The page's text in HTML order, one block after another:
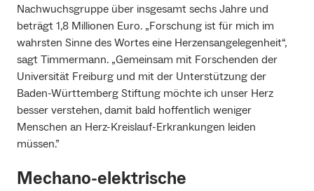
Nachwuchsgruppe über insgesamt sechs Jahre und
beträgt 1,8 Millionen Euro. „Forschung ist für mich im
wahrsten Sinne des Wortes eine Herzensangelegenheit“,
sagt Timmermann. „Gemeinsam mit Forschenden der
Universität Freiburg und mit der Unterstützung der
Baden-Württemberg Stiftung möchte ich unser Herz
besser verstehen, damit bald hoffentlich weniger
Menschen an Herz-Kreislauf-Erkrankungen leiden
müssen.”
Mechano-elektrische